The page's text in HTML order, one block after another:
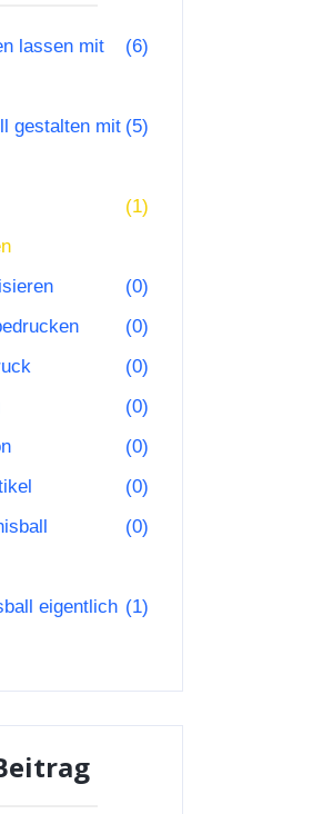
lassen mit
(6)
gestalten mit (5)
(1)
(0)
(0)
(0)
(0)
(0)
(0)
(0)
eigentlich (1)